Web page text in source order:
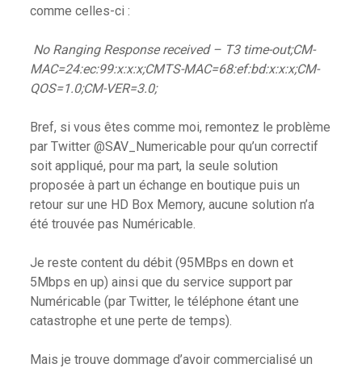
comme celles-ci :
No Ranging Response received – T3 time-out;CM-
MAC=24:ec:99:x:x:x;CMTS-MAC=68:ef:bd:x:x:x;CM-
QOS=1.0;CM-VER=3.0;
Bref, si vous êtes comme moi, remontez le problème
par Twitter @SAV_Numericable pour qu’un correctif
soit appliqué, pour ma part, la seule solution
proposée à part un échange en boutique puis un
retour sur une HD Box Memory, aucune solution n’a
été trouvée pas Numéricable.
Je reste content du débit (95MBps en down et
5Mbps en up) ainsi que du service support par
Numéricable (par Twitter, le téléphone étant une
catastrophe et une perte de temps).
Mais je trouve dommage d’avoir commercialisé un